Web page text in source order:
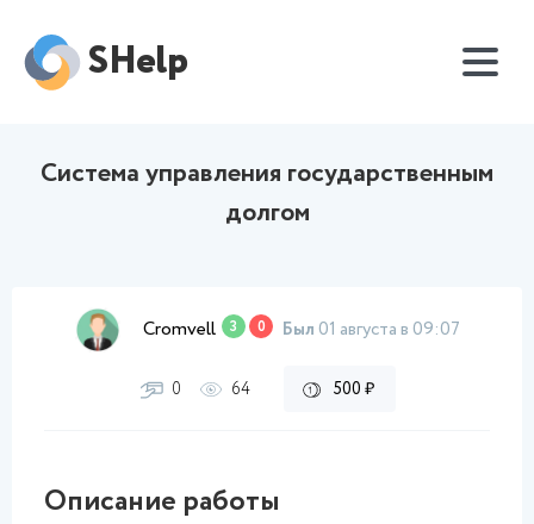
SHelp
Система управления государственным
долгом
Cromvell 3 0 Был 01 августа в 09:07
0 64 500 ₽
Описание работы